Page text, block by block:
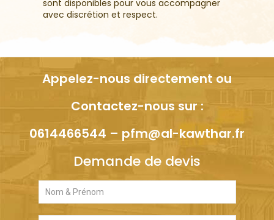
sont disponibles pour vous accompagner
avec discrétion et respect.
Appelez-nous directement ou
Contactez-nous sur :
0614466544 – pfm@al-kawthar.fr
Demande de devis